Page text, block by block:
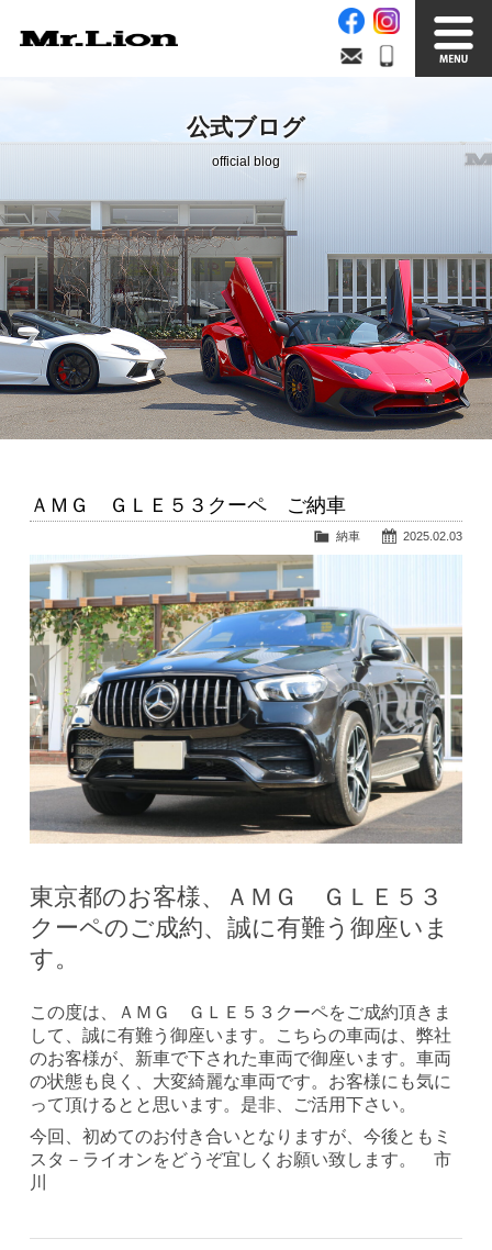
在庫車情報 買取無料査定
Factory
自社工場 サービス案内
Official Blog
公式ブログ
Company info.
会社案内
公式ブログ
official blog
ＡＭＧ ＧＬＥ５３クーペ ご納車
2025.02.03
納車
東京都のお客様、ＡＭＧ ＧＬＥ５３
クーペのご成約、誠に有難う御座いま
す。
この度は、ＡＭＧ ＧＬＥ５３クーペをご成約頂きま
して、誠に有難う御座います。こちらの車両は、弊社
のお客様が、新車で下された車両で御座います。車両
の状態も良く、大変綺麗な車両です。お客様にも気に
って頂けるとと思います。是非、ご活用下さい。
今回、初めてのお付き合いとなりますが、今後ともミ
スタ－ライオンをどうぞ宜しくお願い致します。 市
川